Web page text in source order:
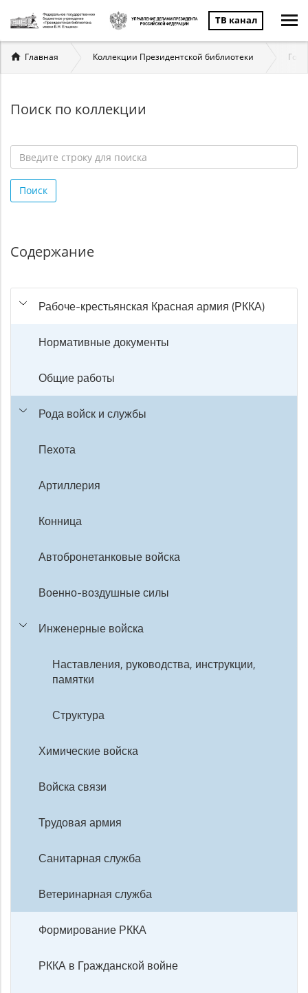
ТВ канал
Вы
здесь
Главная Коллекции Президентской библиотеки
Поиск по коллекции
строку
для
Поиск
Содержание
Рабоче-крестьянская Красная армия (РККА)
Нормативные документы
Общие работы
Рода войск и службы
Пехота
Артиллерия
Конница
Автобронетанковые войска
Военно-воздушные силы
Инженерные войска
Наставления, руководства, инструкции,
памятки
Структура
Химические войска
Войска связи
Трудовая армия
Санитарная служба
Ветеринарная служба
Формирование РККА
РККА в Гражданской войне